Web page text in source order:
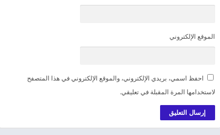
الموقع الإلكتروني
احفظ اسمي، بريدي الإلكتروني، والموقع الإلكتروني في هذا المتصفح
لاستخدامها المرة المقبلة في تعليقي.